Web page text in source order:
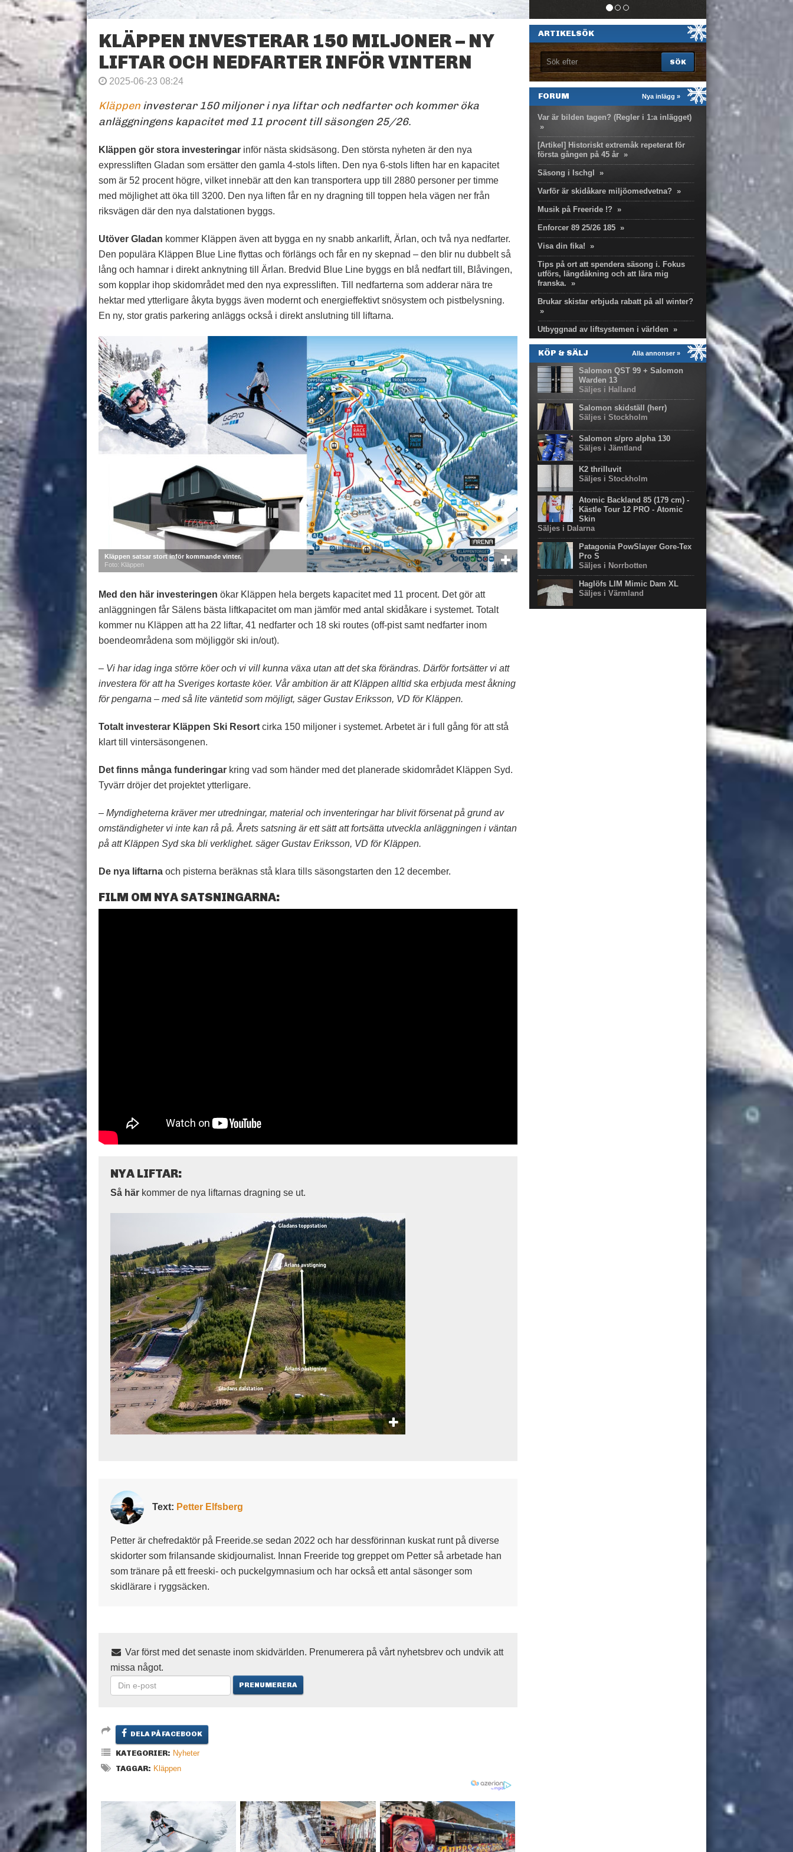
KLÄPPEN INVESTERAR I
NYA LIFTAR OCH
KLÄPPEN INVESTERAR 150 MILJONER – NY
LIFTAR OCH NEDFARTER INFÖR VINTERN
2025-06-23 08:24
Kläppen investerar 150 miljoner i nya liftar och nedfarter och kommer öka
anläggningens kapacitet med 11 procent till säsongen 25/26.
Kläppen gör stora investeringar inför nästa skidsäsong. Den största nyheten är den nya
expressliften Gladan som ersätter den gamla 4-stols liften. Den nya 6-stols liften har en kapacitet
som är 52 procent högre, vilket innebär att den kan transportera upp till 2880 personer per timme
med möjlighet att öka till 3200. Den nya liften får en ny dragning till toppen hela vägen ner från
riksvägen där den nya dalstationen byggs.
Utöver Gladan kommer Kläppen även att bygga en ny snabb ankarlift, Ärlan, och två nya nedfarter.
Den populära Kläppen Blue Line flyttas och förlängs och får en ny skepnad – den blir nu dubbelt så
lång och hamnar i direkt anknytning till Ärlan. Bredvid Blue Line byggs en blå nedfart till, Blåvingen,
som kopplar ihop skidområdet med den nya expressliften. Till nedfarterna som adderar nära tre
hektar med ytterligare åkyta byggs även modernt och energieffektivt snösystem och pistbelysning.
En ny, stor gratis parkering anläggs också i direkt anslutning till liftarna.
Kläppen satsar stort inför kommande vinter.
Foto: Kläppen
Med den här investeringen ökar Kläppen hela bergets kapacitet med 11 procent. Det gör att
anläggningen får Sälens bästa liftkapacitet om man jämför med antal skidåkare i systemet. Totalt
kommer nu Kläppen att ha 22 liftar, 41 nedfarter och 18 ski routes (off-pist samt nedfarter inom
boendeområdena som möjliggör ski in/out).
– Vi har idag inga större köer och vi vill kunna växa utan att det ska förändras. Därför fortsätter vi att
investera för att ha Sveriges kortaste köer. Vår ambition är att Kläppen alltid ska erbjuda mest åkning
för pengarna – med så lite väntetid som möjligt, säger Gustav Eriksson, VD för Kläppen.
Totalt investerar Kläppen Ski Resort cirka 150 miljoner i systemet. Arbetet är i full gång för att stå
klart till vintersäsongenen.
Det finns många funderingar kring vad som händer med det planerade skidområdet Kläppen Syd.
Tyvärr dröjer det projektet ytterligare.
– Myndigheterna kräver mer utredningar, material och inventeringar har blivit försenat på grund av
omständigheter vi inte kan rå på. Årets satsning är ett sätt att fortsätta utveckla anläggningen i väntan
på att Kläppen Syd ska bli verklighet. säger Gustav Eriksson, VD för Kläppen.
De nya liftarna och pisterna beräknas stå klara tills säsongstarten den 12 december.
FILM OM NYA SATSNINGARNA:
NYA LIFTAR:
Så här kommer de nya liftarnas dragning se ut.
Text: Petter Elfsberg
Petter är chefredaktör på Freeride.se sedan 2022 och har dessförinnan kuskat runt på diverse
skidorter som frilansande skidjournalist. Innan Freeride tog greppet om Petter så arbetade han
som tränare på ett freeski- och puckelgymnasium och har också ett antal säsonger som
skidlärare i ryggsäcken.
Var först med det senaste inom skidvärlden. Prenumerera på vårt nyhetsbrev och undvik att
missa något.
DELA PÅ FACEBOOK
KATEGORIER: Nyheter
TAGGAR: Kläppen
ARTIKELSÖK
Nya inlägg »
FORUM
Var är bilden tagen? (Regler i 1:a inlägget)
»
[Artikel] Historiskt extremåk repeterat för
första gången på 45 år »
Säsong i Ischgl »
Varför är skidåkare miljöomedvetna? »
Musik på Freeride !? »
Enforcer 89 25/26 185 »
Visa din fika! »
Tips på ort att spendera säsong i. Fokus
utförs, längdåkning och att lära mig
franska. »
Brukar skistar erbjuda rabatt på all winter?
»
Utbyggnad av liftsystemen i världen »
Alla annonser »
KÖP & SÄLJ
Salomon QST 99 + Salomon
Warden 13
Säljes i Halland
Salomon skidställ (herr)
Säljes i Stockholm
Salomon s/pro alpha 130
Säljes i Jämtland
K2 thrilluvit
Säljes i Stockholm
Atomic Backland 85 (179 cm) -
Kästle Tour 12 PRO - Atomic
Skin
Säljes i Dalarna
Patagonia PowSlayer Gore-Tex
Pro S
Säljes i Norrbotten
Haglöfs LIM Mimic Dam XL
Säljes i Värmland